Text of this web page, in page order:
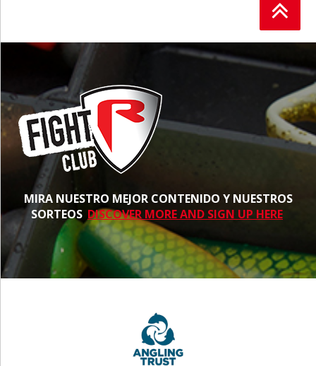
MIRA NUESTRO MEJOR CONTENIDO Y NUESTROS
SORTEOS DISCOVER MORE AND SIGN UP HERE